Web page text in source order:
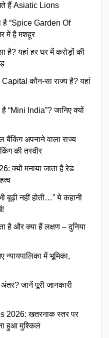
हैं Asiatic Lions
है “Spice Garden Of
में है मशहूर
है? यहां हर घर में करोड़ों की
कौन-सा राज्य है? यहां
“Mini India”? जानिए क्यों
बैंकिंग अपनाने वाला राज्य
की तस्वीर
क्यों मनाया जाता है रेड
बूढ़ी नहीं होती…” ये कहानी
और क्या हैं लक्षण – दुनिया
न्यायपालिका में भूमिका,
जानें पूरी जानकारी
2026: खतरनाक स्तर पर
हुआ मुश्किल